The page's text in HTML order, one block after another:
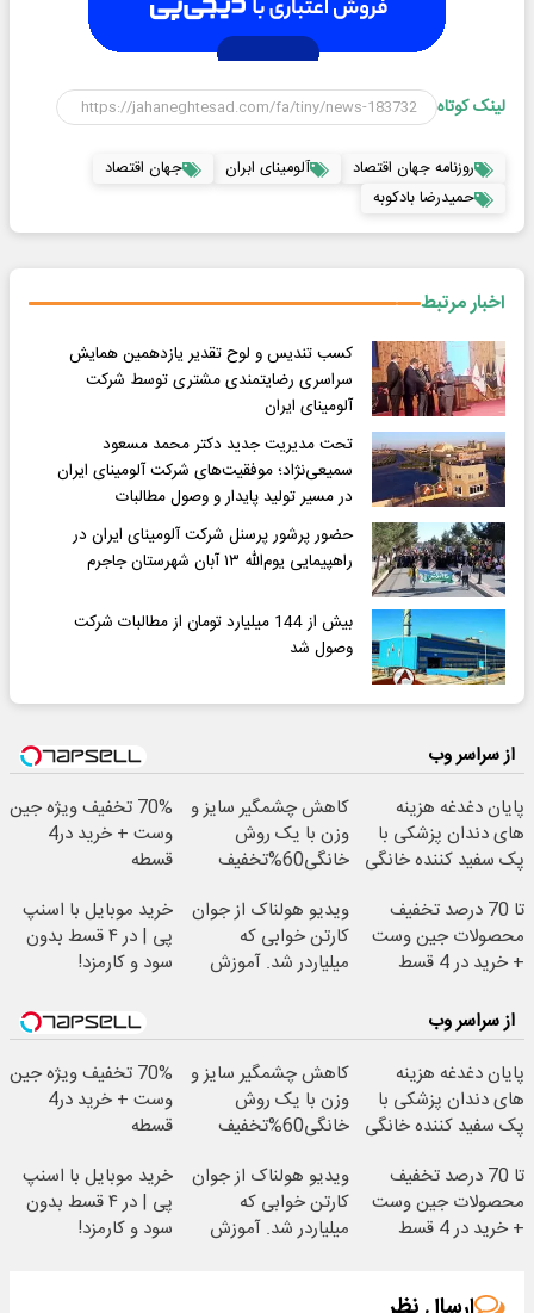
لینک کوتاه
روزنامه جهان اقتصاد آلومینای ابران
جهان اقتصاد
حمیدرضا بادکوبه
اخبار مرتبط
کسب تندیس و لوح تقدیر یازدهمین همایش
سراسری رضایتمندی مشتری توسط شرکت
آلومینای ایران
تحت مدیریت جدید دکتر محمد مسعود
سمیعی‌نژاد؛ موفقیت‌های شرکت آلومینای ایران
در مسیر تولید پایدار و وصول مطالبات
حضور پرشور پرسنل شرکت آلومینای ایران در
راهپیمایی یوم‌الله ۱۳ آبان شهرستان جاجرم
بیش از 144 میلیارد تومان از مطالبات شرکت
وصول شد
از سراسر وب
پایان دغدغه هزینه
های دندان پزشکی با
پک سفید کننده خانگی
کاهش چشمگیر سایز و
وزن با یک روش
خانگی60%تخفیف
70% تخفیف ویژه جین
وست + خرید در4
قسطه
تا 70 درصد تخفیف
محصولات جین وست
+ خرید در 4 قسط
ویدیو هولناک از جوان
کارتن خوابی که
میلیاردر شد. آموزش
خرید موبایل با اسنپ
پی | در ۴ قسط بدون
سود و کارمزد!
از سراسر وب
پایان دغدغه هزینه
های دندان پزشکی با
پک سفید کننده خانگی
کاهش چشمگیر سایز و
وزن با یک روش
خانگی60%تخفیف
70% تخفیف ویژه جین
وست + خرید در4
قسطه
تا 70 درصد تخفیف
محصولات جین وست
+ خرید در 4 قسط
ویدیو هولناک از جوان
کارتن خوابی که
میلیاردر شد. آموزش
خرید موبایل با اسنپ
پی | در ۴ قسط بدون
سود و کارمزد!